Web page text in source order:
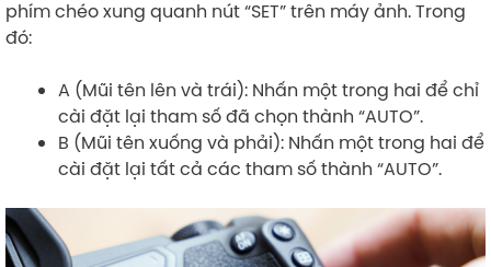
phím chéo xung quanh nút “SET” trên máy ảnh. Trong
đó:
A (Mũi tên lên và trái): Nhấn một trong hai để chỉ
cài đặt lại tham số đã chọn thành “AUTO”.
B (Mũi tên xuống và phải): Nhấn một trong hai để
cài đặt lại tất cả các tham số thành “AUTO”.